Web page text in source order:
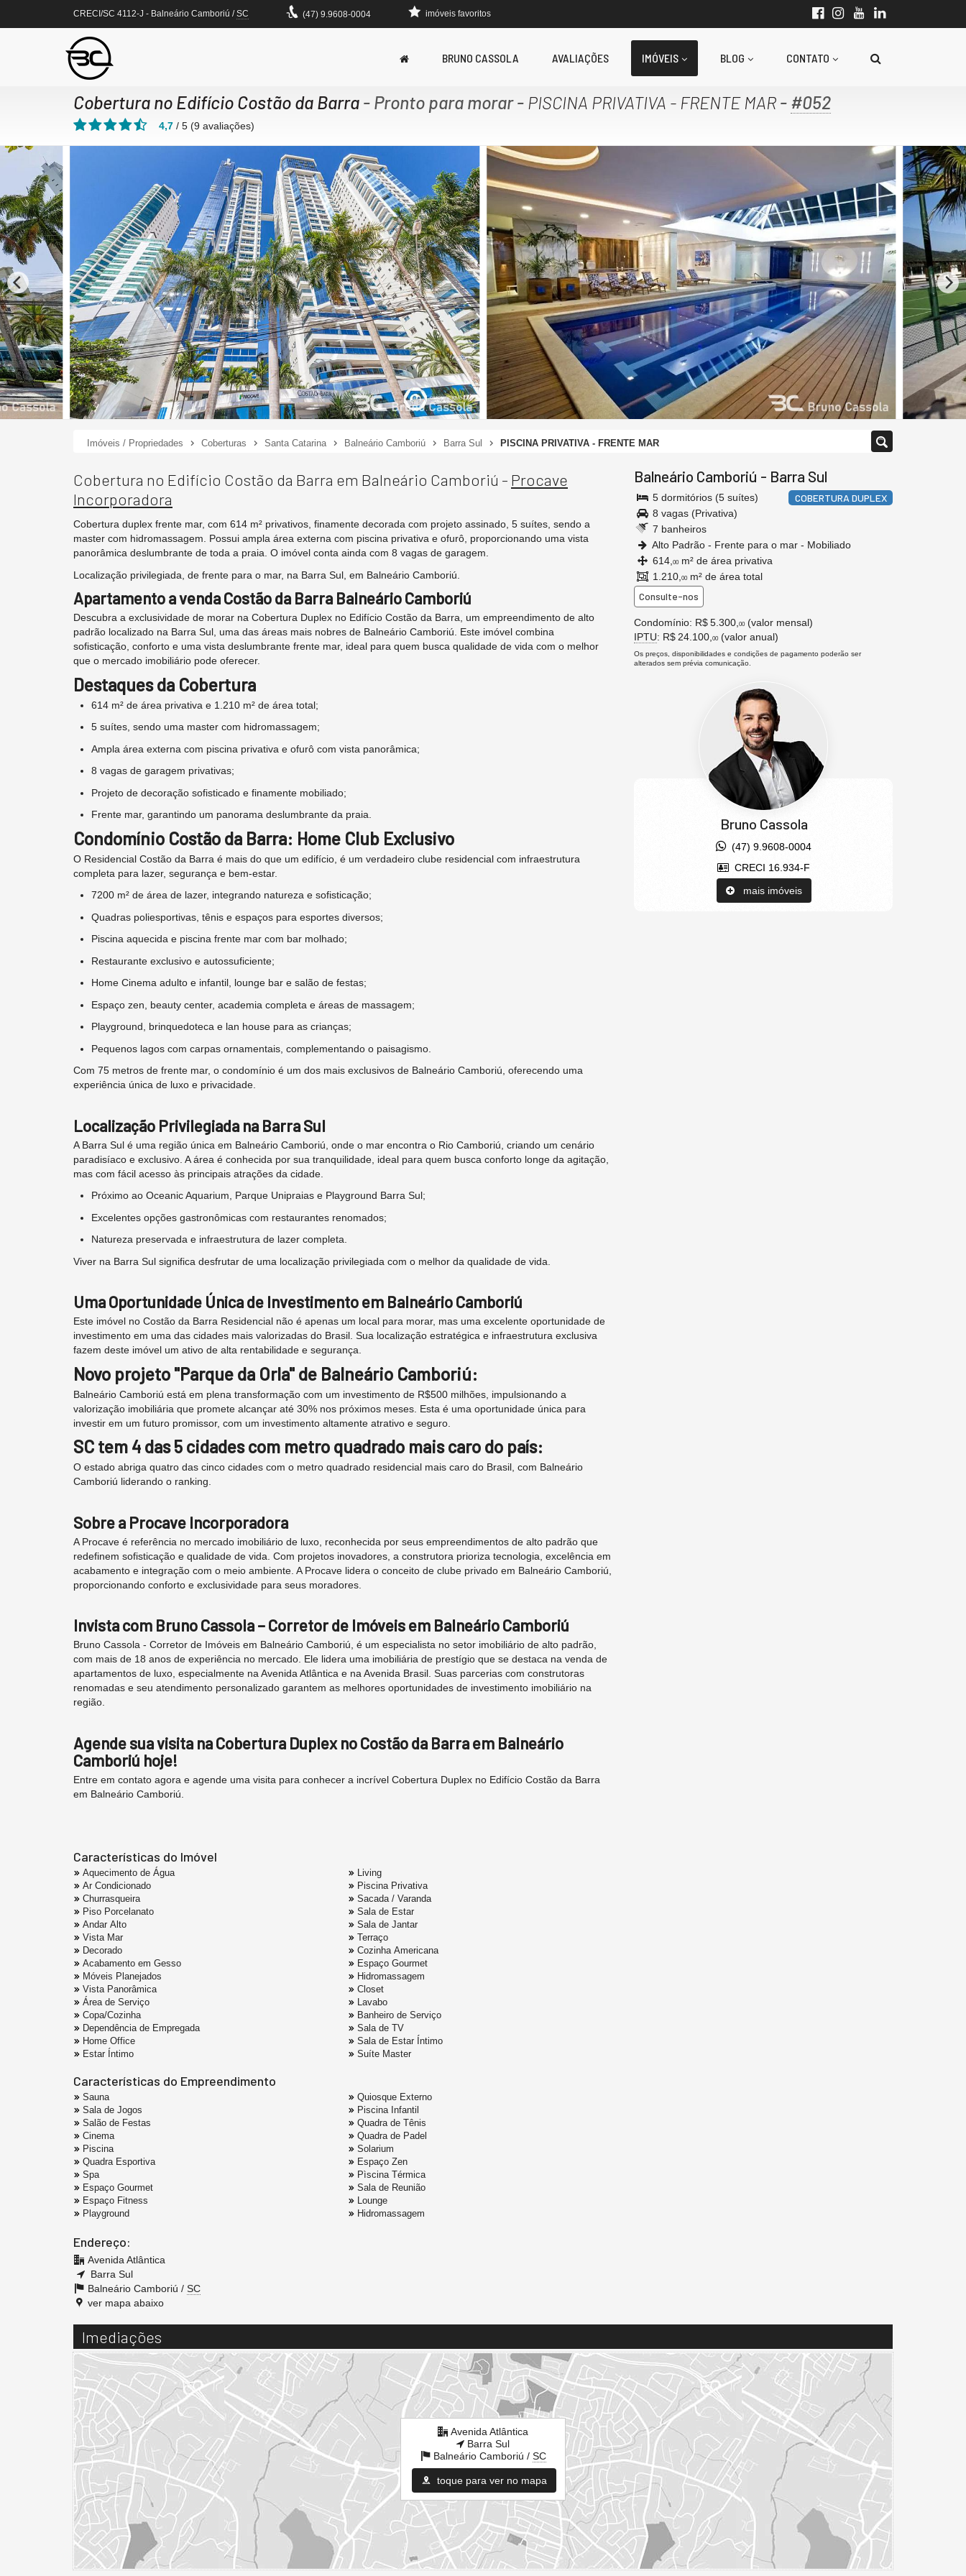
CRECI/SC 4112-J - Balneário Camboriú /SC (47) 9.9608-0004 imóveis favoritos
BRUNO CASSOLA AVALIAÇÕES IMÓVEIS BLOG CONTATO
Cobertura no Edifício Costão da Barra - Pronto para morar- PISCINA PRIVATIVA - FRENTE MAR - #052
4,7 / 5 (9 avaliações)
Imóveis / Propriedades Coberturas Santa Catarina Balneário Camboriú Barra Sul PISCINA PRIVATIVA - FRENTE MAR
Cobertura no Edifício Costão da Barra em Balneário Camboriú - Procave
Incorporadora
Cobertura duplex frente mar, com 614 m² privativos, finamente decorada com projeto assinado, 5 suítes, sendo a
master com hidromassagem. Possui ampla área externa com piscina privativa e ofurô, proporcionando uma vista
panorâmica deslumbrante de toda a praia. O imóvel conta ainda com 8 vagas de garagem.
Localização privilegiada, de frente para o mar, na Barra Sul, em Balneário Camboriú.
Apartamento a venda Costão da Barra Balneário Camboriú
Descubra a exclusividade de morar na Cobertura Duplex no Edifício Costão da Barra, um empreendimento de alto
padrão localizado na Barra Sul, uma das áreas mais nobres de Balneário Camboriú. Este imóvel combina
sofisticação, conforto e uma vista deslumbrante frente mar, ideal para quem busca qualidade de vida com o melhor
que o mercado imobiliário pode oferecer.
Destaques da Cobertura
614 m² de área privativa e 1.210 m² de área total;
5 suítes, sendo uma master com hidromassagem;
Ampla área externa com piscina privativa e ofurô com vista panorâmica;
8 vagas de garagem privativas;
Projeto de decoração sofisticado e finamente mobiliado;
Frente mar, garantindo um panorama deslumbrante da praia.
Condomínio Costão da Barra: Home Club Exclusivo
O Residencial Costão da Barra é mais do que um edifício, é um verdadeiro clube residencial com infraestrutura
completa para lazer, segurança e bem-estar.
7200 m² de área de lazer, integrando natureza e sofisticação;
Quadras poliesportivas, tênis e espaços para esportes diversos;
Piscina aquecida e piscina frente mar com bar molhado;
Restaurante exclusivo e autossuficiente;
Home Cinema adulto e infantil, lounge bar e salão de festas;
Espaço zen, beauty center, academia completa e áreas de massagem;
Playground, brinquedoteca e lan house para as crianças;
Pequenos lagos com carpas ornamentais, complementando o paisagismo.
Com 75 metros de frente mar, o condomínio é um dos mais exclusivos de Balneário Camboriú, oferecendo uma
experiência única de luxo e privacidade.
Localização Privilegiada na Barra Sul
A Barra Sul é uma região única em Balneário Camboriú, onde o mar encontra o Rio Camboriú, criando um cenário
paradisíaco e exclusivo. A área é conhecida por sua tranquilidade, ideal para quem busca conforto longe da agitação,
mas com fácil acesso às principais atrações da cidade.
Próximo ao Oceanic Aquarium, Parque Unipraias e Playground Barra Sul;
Excelentes opções gastronômicas com restaurantes renomados;
Natureza preservada e infraestrutura de lazer completa.
Viver na Barra Sul significa desfrutar de uma localização privilegiada com o melhor da qualidade de vida.
Uma Oportunidade Única de Investimento em Balneário Camboriú
Este imóvel no Costão da Barra Residencial não é apenas um local para morar, mas uma excelente oportunidade de
investimento em uma das cidades mais valorizadas do Brasil. Sua localização estratégica e infraestrutura exclusiva
fazem deste imóvel um ativo de alta rentabilidade e segurança.
Novo projeto "Parque da Orla" de Balneário Camboriú:
Balneário Camboriú está em plena transformação com um investimento de R$500 milhões, impulsionando a
valorização imobiliária que promete alcançar até 30% nos próximos meses. Esta é uma oportunidade única para
investir em um futuro promissor, com um investimento altamente atrativo e seguro.
SC tem 4 das 5 cidades com metro quadrado mais caro do país:
O estado abriga quatro das cinco cidades com o metro quadrado residencial mais caro do Brasil, com Balneário
Camboriú liderando o ranking.
Sobre a Procave Incorporadora
A Procave é referência no mercado imobiliário de luxo, reconhecida por seus empreendimentos de alto padrão que
redefinem sofisticação e qualidade de vida. Com projetos inovadores, a construtora prioriza tecnologia, excelência em
acabamento e integração com o meio ambiente. A Procave lidera o conceito de clube privado em Balneário Camboriú,
proporcionando conforto e exclusividade para seus moradores.
Invista com Bruno Cassola – Corretor de Imóveis em Balneário Camboriú
Bruno Cassola - Corretor de Imóveis em Balneário Camboriú, é um especialista no setor imobiliário de alto padrão,
com mais de 18 anos de experiência no mercado. Ele lidera uma imobiliária de prestígio que se destaca na venda de
apartamentos de luxo, especialmente na Avenida Atlântica e na Avenida Brasil. Suas parcerias com construtoras
renomadas e seu atendimento personalizado garantem as melhores oportunidades de investimento imobiliário na
região.
Agende sua visita na Cobertura Duplex no Costão da Barra em Balneário
Camboriú hoje!
Entre em contato agora e agende uma visita para conhecer a incrível Cobertura Duplex no Edifício Costão da Barra
em Balneário Camboriú.
Características do Imóvel
Aquecimento de Água
Ar Condicionado
Churrasqueira
Piso Porcelanato
Andar Alto
Vista Mar
Decorado
Acabamento em Gesso
Móveis Planejados
Vista Panorâmica
Área de Serviço
Copa/Cozinha
Dependência de Empregada
Home Office
Estar Íntimo
Living
Piscina Privativa
Sacada / Varanda
Sala de Estar
Sala de Jantar
Terraço
Cozinha Americana
Espaço Gourmet
Hidromassagem
Closet
Lavabo
Banheiro de Serviço
Sala de TV
Sala de Estar Íntimo
Suíte Master
Características do Empreendimento
Sauna
Sala de Jogos
Salão de Festas
Cinema
Piscina
Quadra Esportiva
Spa
Espaço Gourmet
Espaço Fitness
Playground
Quiosque Externo
Piscina Infantil
Quadra de Tênis
Quadra de Padel
Solarium
Espaço Zen
Pìscina Térmica
Sala de Reunião
Lounge
Hidromassagem
Endereço:
Avenida Atlântica
Barra Sul
Balneário Camboriú / SC
ver mapa abaixo
Balneário Camboriú - Barra Sul
COBERTURA DUPLEX
5 dormitórios (5 suítes)
8 vagas (Privativa)
7 banheiros
Alto Padrão - Frente para o mar - Mobiliado
614, 00 m² de área privativa
1.210, 00 m² de área total
Consulte-nos
Condomínio: R$ 5.300, 00 (valor mensal)
IPTU: R$ 24.100, 00 (valor anual)
Os preços, disponibilidades e condições de pagamento poderão ser
alterados sem prévia comunicação.
Bruno Cassola
(47) 9.9608-0004
CRECI 16.934-F
mais imóveis
Imediações
Avenida Atlântica
Barra Sul
Balneário Camboriú / SC
toque para ver no mapa